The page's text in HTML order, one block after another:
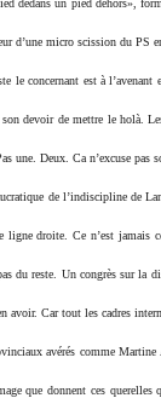
d’une micro scission du
le concernant est à
son devoir de mettre le
une. Deux. Ca n’excuse
de l’indiscipline de
ligne droite. Ce n’est
du reste. Un congrès sur la
Car tout les cadres
avérés comme
que donnent ces